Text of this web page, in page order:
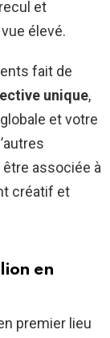
et
élevé.
fait de
unique,
et votre
associée à
créatif et
en
premier lieu